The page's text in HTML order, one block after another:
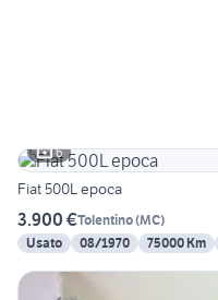
6
Fiat 500L epoca
3.900 €Tolentino(MC)
Usato
08/1970 75000 Km